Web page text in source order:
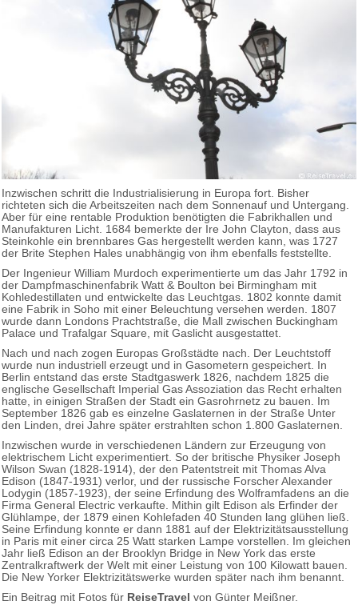
Inzwischen schritt die Industrialisierung in Europa fort. Bisher
richteten sich die Arbeitszeiten nach dem Sonnenauf und Untergang.
Aber für eine rentable Produktion benötigten die Fabrikhallen und
Manufakturen Licht. 1684 bemerkte der Ire John Clayton, dass aus
Steinkohle ein brennbares Gas hergestellt werden kann, was 1727
der Brite Stephen Hales unabhängig von ihm ebenfalls feststellte.
Der Ingenieur William Murdoch experimentierte um das Jahr 1792 in
der Dampfmaschinenfabrik Watt & Boulton bei Birmingham mit
Kohledestillaten und entwickelte das Leuchtgas. 1802 konnte damit
eine Fabrik in Soho mit einer Beleuchtung versehen werden. 1807
wurde dann Londons Prachtstraße, die Mall zwischen Buckingham
Palace und Trafalgar Square, mit Gaslicht ausgestattet.
Nach und nach zogen Europas Großstädte nach. Der Leuchtstoff
wurde nun industriell erzeugt und in Gasometern gespeichert. In
Berlin entstand das erste Stadtgaswerk 1826, nachdem 1825 die
englische Gesellschaft Imperial Gas Assoziation das Recht erhalten
hatte, in einigen Straßen der Stadt ein Gasrohrnetz zu bauen. Im
September 1826 gab es einzelne Gaslaternen in der Straße Unter
den Linden, drei Jahre später erstrahlten schon 1.800 Gaslaternen.
Inzwischen wurde in verschiedenen Ländern zur Erzeugung von
elektrischem Licht experimentiert. So der britische Physiker Joseph
Wilson Swan (1828-1914), der den Patentstreit mit Thomas Alva
Edison (1847-1931) verlor, und der russische Forscher Alexander
Lodygin (1857-1923), der seine Erfindung des Wolframfadens an die
Firma General Electric verkaufte. Mithin gilt Edison als Erfinder der
Glühlampe, der 1879 einen Kohlefaden 40 Stunden lang glühen ließ.
Seine Erfindung konnte er dann 1881 auf der Elektrizitätsausstellung
in Paris mit einer circa 25 Watt starken Lampe vorstellen. Im gleichen
Jahr ließ Edison an der Brooklyn Bridge in New York das erste
Zentralkraftwerk der Welt mit einer Leistung von 100 Kilowatt bauen.
Die New Yorker Elektrizitätswerke wurden später nach ihm benannt.
Ein Beitrag mit Fotos für ReiseTravel von Günter Meißner.